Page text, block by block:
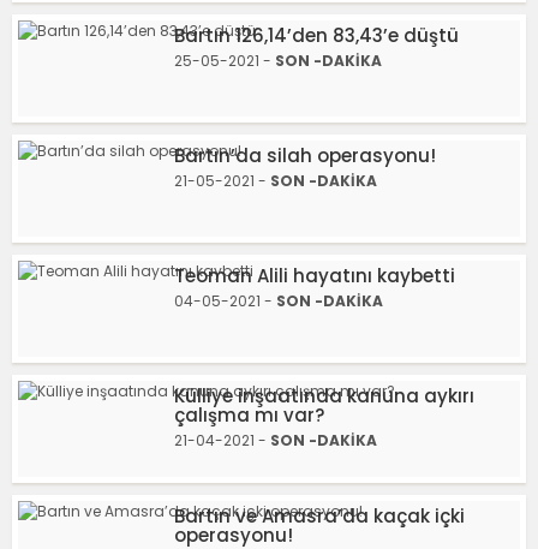
Bartın 126,14’den 83,43’e düştü
25-05-2021 - SON -DAKİKA
Bartın’da silah operasyonu!
21-05-2021 - SON -DAKİKA
Teoman Alili hayatını kaybetti
04-05-2021 - SON -DAKİKA
Külliye inşaatında kanuna aykırı
çalışma mı var?
21-04-2021 - SON -DAKİKA
Bartın ve Amasra’da kaçak içki
operasyonu!